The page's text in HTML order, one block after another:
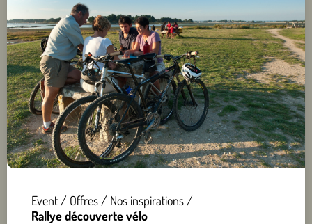
Event / Offres / Nos inspirations /
Rallye découverte vélo